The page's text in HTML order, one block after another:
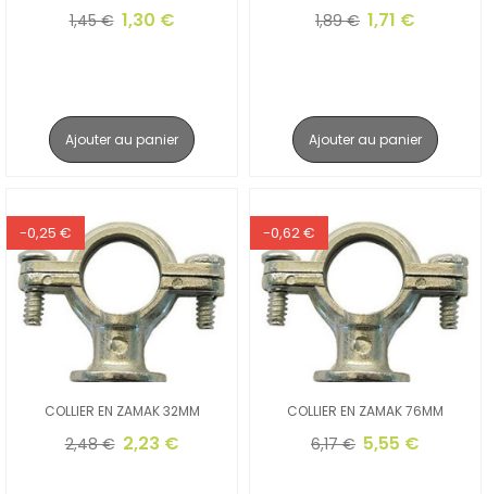
1,45 € 1,30 €
Ajouter au panier
1,89 € 1,71 €
Ajouter au panier
COLLIER EN ZAMAK 32MM
2,48 € 2,23 €
-0,25 €
COLLIER EN ZAMAK 76MM
6,17 € 5,55 €
-0,62 €